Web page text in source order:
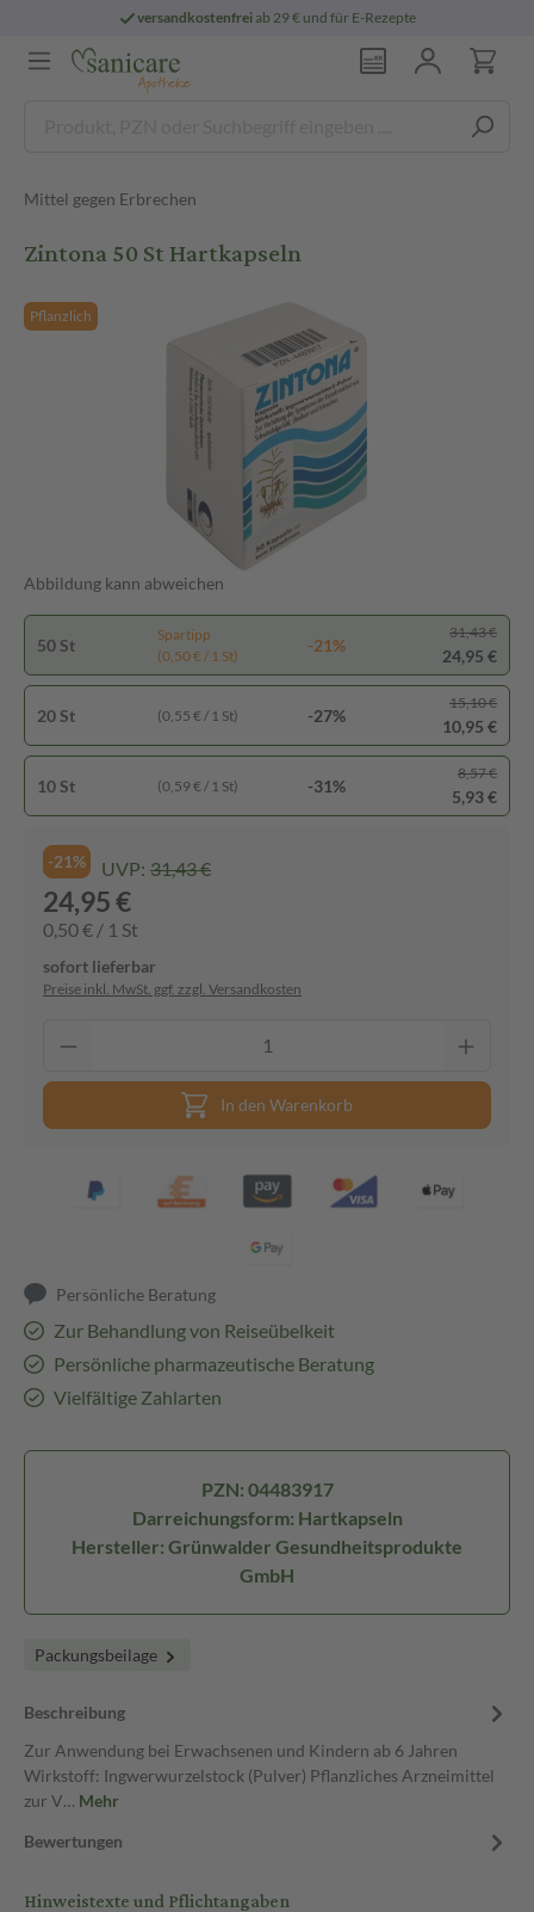
versandkostenfreiab 29 € und für E-Rezepte
Mittel gegen Erbrechen
Zintona 50 St Hartkapseln
Pflanzlich
Abbildung kann abweichen
50 St
Spartipp
(0,50 € / 1 St)
-21%
31,43 €
24,95 €
20 St (0,55 € / 1 St) -27%
15,10 €
10,95 €
10 St (0,59 € / 1 St) -31%
8,57 €
5,93 €
-21% UVP: 31,43 €
24,95 €
0,50 € / 1 St
sofort lieferbar
Preise inkl. MwSt. ggf. zzgl. Versandkosten
In den Warenkorb
Persönliche Beratung
Zur Behandlung von Reiseübelkeit
Persönliche pharmazeutische Beratung
Vielfältige Zahlarten
PZN: 04483917
Darreichungsform: Hartkapseln
Hersteller: Grünwalder Gesundheitsprodukte
GmbH
Packungsbeilage
Beschreibung
Zur Anwendung bei Erwachsenen und Kindern ab 6 Jahren
Wirkstoff: Ingwerwurzelstock (Pulver) Pflanzliches Arzneimittel
zur V… Mehr
Bewertungen
Hinweistexte und Pflichtangaben